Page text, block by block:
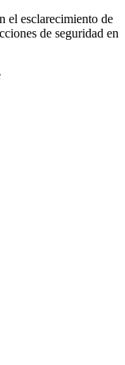
el esclarecimiento de
de seguridad en